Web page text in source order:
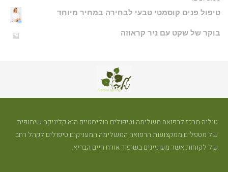
טיפול פנים קוסמטי טבעי לבחירה במחיר מיוחד
בוקר של שקט עם ניר קראוזה
טיליה מרכז לרפואה משלימה וטיפולים הוליסטיים היא קליניקה שיתופית
של מטפלים ממקצועות הרפואה המשלימה המעניקים טיפולים לקהל רחב
של לקוחות אשר מעוניינים בשיפור אורח חיים הבריא.